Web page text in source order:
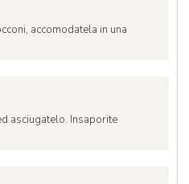
accomodatela in una
asciugatelo. Insaporite